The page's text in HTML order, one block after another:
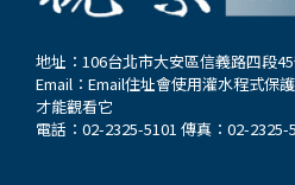
地址：106台北市大安區信義路四段
Email： Email住址會使用灌水程式保
才能觀看它
電話：02-2325-5101 傳真：02-2325-